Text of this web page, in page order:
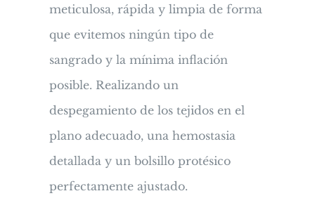
meticulosa, rápida y limpia de forma
que evitemos ningún tipo de
sangrado y la mínima inflación
posible. Realizando un
despegamiento de los tejidos en el
plano adecuado, una hemostasia
detallada y un bolsillo protésico
perfectamente ajustado.